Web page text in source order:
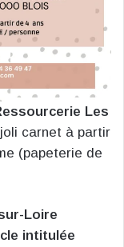
Les
carnet à partir
(papeterie de
Loire
intitulée